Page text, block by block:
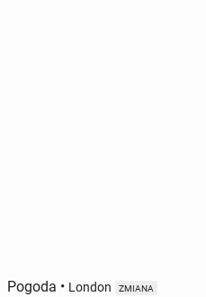
Pogoda • London ZMIANA